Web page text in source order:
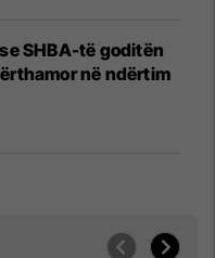
SHBA-të goditën
në ndërtim